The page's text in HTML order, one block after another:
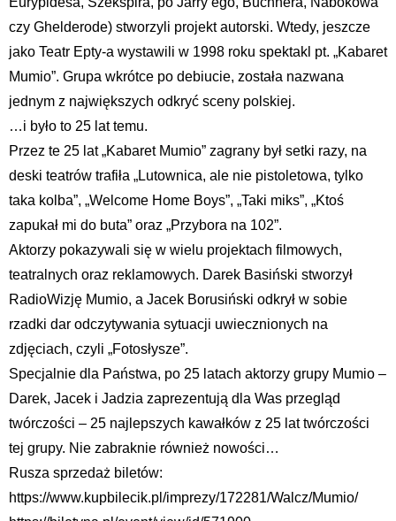
czy Ghelderode) stworzyli projekt autorski. Wtedy, jeszcze
jako Teatr Epty-a wystawili w 1998 roku spektakl pt. „Kabaret
Mumio”. Grupa wkrótce po debiucie, została nazwana
jednym z największych odkryć sceny polskiej.
…i było to 25 lat temu.
Przez te 25 lat „Kabaret Mumio” zagrany był setki razy, na
deski teatrów trafiła „Lutownica, ale nie pistoletowa, tylko
taka kolba”, „Welcome Home Boys”, „Taki miks”, „Ktoś
zapukał mi do buta” oraz „Przybora na 102”.
Aktorzy pokazywali się w wielu projektach filmowych,
teatralnych oraz reklamowych. Darek Basiński stworzył
RadioWizję Mumio, a Jacek Borusiński odkrył w sobie
rzadki dar odczytywania sytuacji uwiecznionych na
zdjęciach, czyli „Fotosłysze”.
Specjalnie dla Państwa, po 25 latach aktorzy grupy Mumio –
Darek, Jacek i Jadzia zaprezentują dla Was przegląd
twórczości – 25 najlepszych kawałków z 25 lat twórczości
tej grupy. Nie zabraknie również nowości…
Rusza sprzedaż biletów:
https://www.kupbilecik.pl/imprezy/172281/Walcz/Mumio/